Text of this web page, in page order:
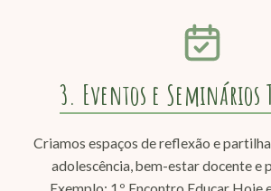
3. Eventos e Seminários
Criamos espaços de reflexão e
adolescência, bem-estar docente e